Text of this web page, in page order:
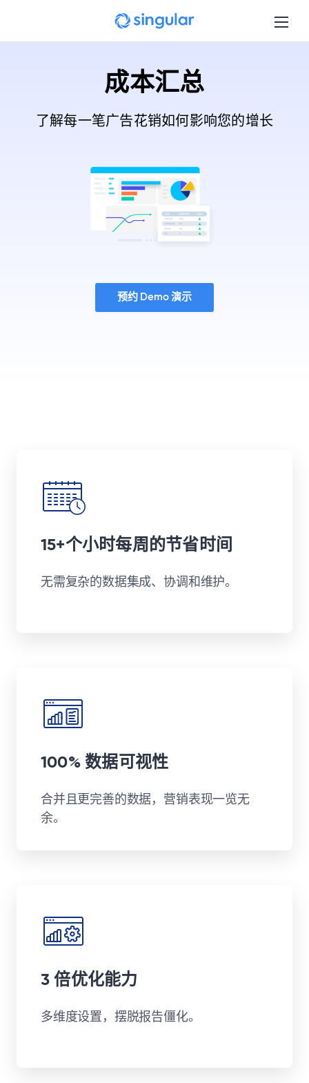
Skip to main content
成本汇总
了解每一笔广告花销如何影响您的增长
预约 Demo 演示
15+个小时每周的节省时间
无需复杂的数据集成、协调和维护。
100% 数据可视性
合并且更完善的数据，营销表现一览无
余。
3 倍优化能力
多维度设置，摆脱报告僵化。